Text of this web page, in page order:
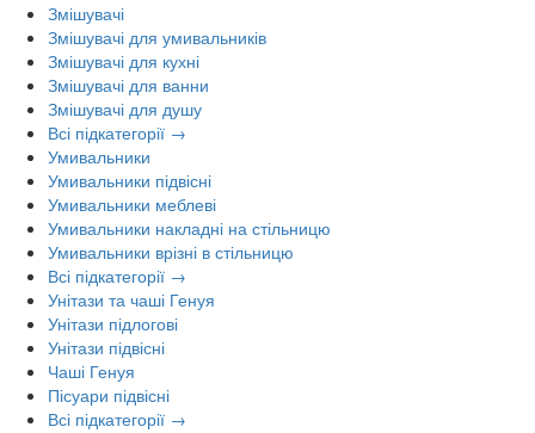
Змішувачі
Змішувачі для умивальників
Змішувачі для кухні
Змішувачі для ванни
Змішувачі для душу
Всі підкатегорії →
Умивальники
Умивальники підвісні
Умивальники меблеві
Умивальники накладні на стільницю
Умивальники врізні в стільницю
Всі підкатегорії →
Унітази та чаші Генуя
Унітази підлогові
Унітази підвісні
Чаші Генуя
Пісуари підвісні
Всі підкатегорії →